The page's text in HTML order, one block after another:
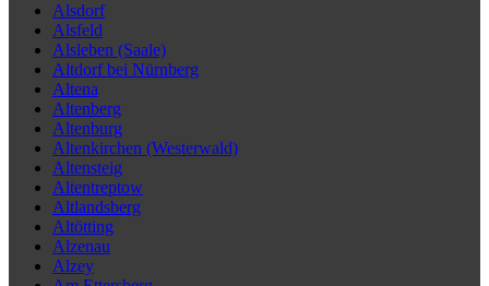
Alsdorf
Alsfeld
Alsleben (Saale)
Altdorf bei Nürnberg
Altena
Altenberg
Altenburg
Altenkirchen (Westerwald)
Altensteig
Altentreptow
Altlandsberg
Altötting
Alzenau
Alzey